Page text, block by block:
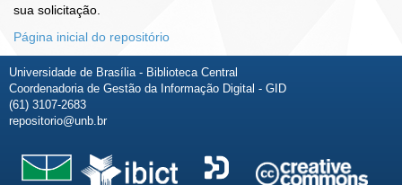
sua solicitação.
Página inicial do repositório
Universidade de Brasília - Biblioteca Central
Coordenadoria de Gestão da Informação Digital - GID
(61) 3107-2683
repositorio@unb.br